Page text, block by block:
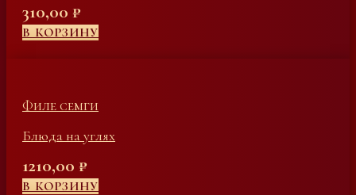
310,00 ₽
В КОРЗИНУ
Филе семги
Блюда на углях
1210,00 ₽
В КОРЗИНУ